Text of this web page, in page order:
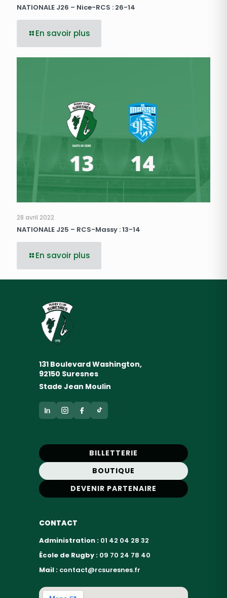
NATIONALE J26 – Nice-RCS : 26-14
En savoir plus
28 avril 2022
NATIONALE J25 – RCS-Massy : 13-14
En savoir plus
131 Boulevard Washington,
92150 Suresnes
Stade Jean Moulin
BILLETTERIE
BOUTIQUE
DEVENIR PARTENAIRE
CONTACT
Administration : 01 42 04 28 32
École de Rugby : 09 70 24 78 40
Mail : contact@rcsuresnes.fr